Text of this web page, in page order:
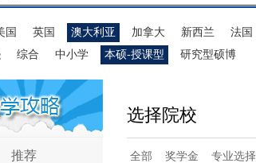
国 英国 澳大利亚 加拿大 新西兰 法国
综合 中小学 本硕-授课型 研究型硕博
推荐
选择院校
全部 奖学金 专业选择